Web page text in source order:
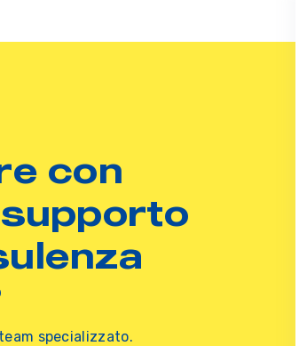
con
specializzato.